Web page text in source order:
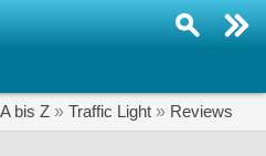
bis Z » Traffic Light » Reviews